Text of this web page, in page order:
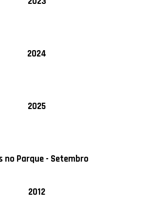
2024
2025
no Parque - Setembro
2012